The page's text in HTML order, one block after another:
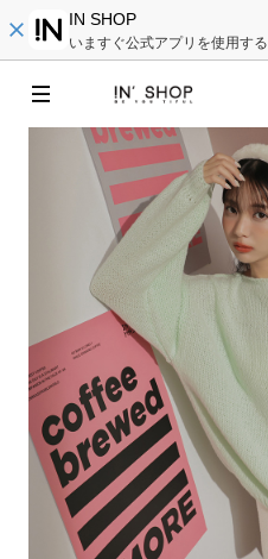
IN SHOP
いますぐ公式アプリを使用する